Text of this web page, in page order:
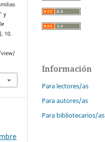
y
10.
Información
Para lectores/as
Para autores/as
Para bibliotecarios/as